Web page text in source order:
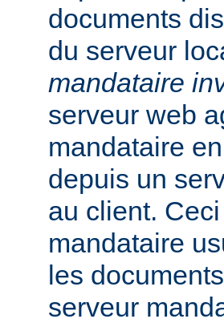
documents
du serveur
mandataire
serveur web
mandataire
depuis un
au client.
mandataire
les
serveur